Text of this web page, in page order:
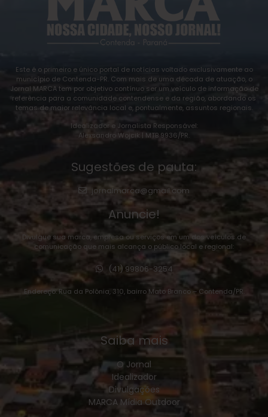
Este é o primeiro e único portal de notícias voltado exclusivamente ao
município de Contenda-PR. Com mais de uma década de atuação, o
Jornal MARCA tem por objetivo contínuo ser um veículo de informação de
referência para a comunidade contendense e da região, abordando os
temas de maior relevância local e, pontualmente, assuntos regionais.
Idealizador e Jornalista Responsável:
Alexsandro Wojcik | MTB 9936/PR.
Sugestões de pauta:
jornalmarca@gmail.com
Anuncie!
Divulgue sua marca, empresa ou serviços em um dos veículos de
comunicação que mais alcança o público local e regional:
(41) 99806-3254
Endereço: Rua da Polônia, 310, bairro Mato Branco – Contenda/PR.
Saiba mais
O Jornal
Idealizador
Divulgações
MARCA Mídia Outdoor